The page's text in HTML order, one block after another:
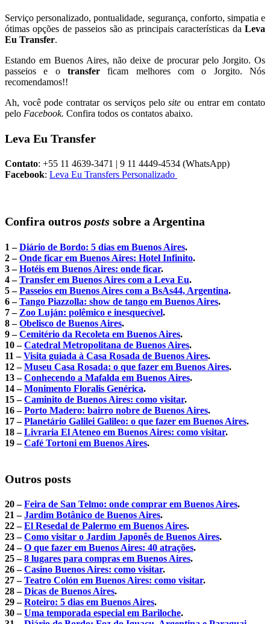
Serviço personalizado, pontualidade, segurança, conforto, simpatia e
ótimas opções de passeios são as principais características da Leva
Eu Transfer.
Estando em Buenos Aires, não deixe de procurar pelo Jorgito. Os
passeios e o transferficam melhores com o Jorgito. Nós
recomendamos!!
Ah, você pode contratar os serviços pelositeou entrar em contato
pelo Facebook. Confira todos os contatos abaixo.
Leva Eu Transfer
Contato: +55 11 4639-3471 | 9 11 4449-4534 (WhatsApp)
Facebook: Leva Eu Transfers Personalizado
Confira outros posts sobre a Argentina
1 –Diário de Bordo: 5 dias em Buenos Aires.
2 –Onde ficar em Buenos Aires: Hotel Infinito.
3 –Hotéis em Buenos Aires: onde ficar.
4 –Transfer em Buenos Aires com a Leva Eu.
5 –Passeios em Buenos Aires com a BsAs44, Argentina.
6 –Tango Piazzolla: show de tango em Buenos Aires.
7 – Zoo Luján: polêmico e inesquecível.
8 –Obelisco de Buenos Aires.
9 –Cemitério da Recoleta em Buenos Aires.
10 –Catedral Metropolitana de Buenos Aires.
11 –Visita guiada à Casa Rosada de Buenos Aires.
12 –Museu Casa Rosada: o que fazer em Buenos Aires.
13 –Conhecendo a Mafalda em Buenos Aires.
14 –Monimento Floralis Genérica.
15 –Caminito de Buenos Aires: como visitar.
16 –Porto Madero: bairro nobre de Buenos Aires.
17 –Planetário Galilei Galileo: o que fazer em Buenos Aires.
18 –Livraria El Ateneo em Buenos Aires: como visitar.
19 –Café Tortoni em Buenos Aires.
Outros posts
20 –Feira de San Telmo: onde comprar em Buenos Aires.
21 –Jardim Botânico de Buenos Aires.
22 –El Resedal de Palermo em Buenos Aires.
23 –Como visitar o Jardim Japonês de Buenos Aires.
24 –O que fazer em Buenos Aires: 40 atrações.
25 –8 lugares para compras em Buenos Aires.
26 –Casino Buenos Aires: como visitar.
27 –Teatro Colón em Buenos Aires: como visitar.
28 –Dicas de Buenos Aires.
29 –Roteiro: 5 dias em Buenos Aires.
30 –Uma temporada especial em Bariloche.